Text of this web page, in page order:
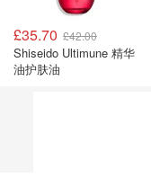
£35.70 £42.00
Shiseido Ultimune 精华
油护肤油